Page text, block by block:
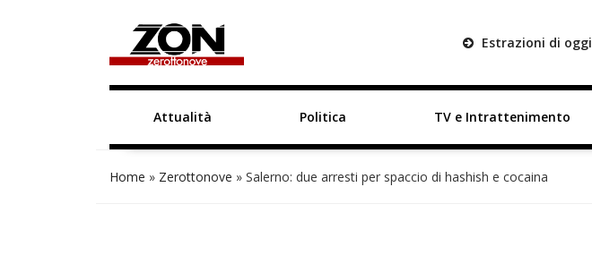
Estrazioni di oggi
Attualità Politica TV e Intrattenimento
Home » Zerottonove » Salerno: due arresti per spaccio di hashish e cocaina